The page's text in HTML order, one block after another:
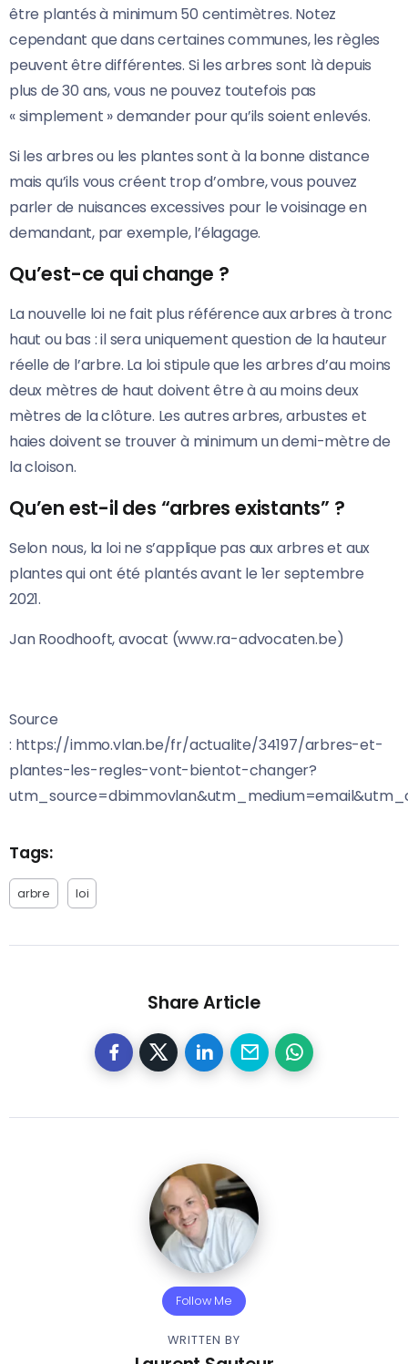
être plantés à minimum 50 centimètres. Notez
cependant que dans certaines communes, les règles
peuvent être différentes. Si les arbres sont là depuis
plus de 30 ans, vous ne pouvez toutefois pas
« simplement » demander pour qu’ils soient enlevés.
Si les arbres ou les plantes sont à la bonne distance
mais qu’ils vous créent trop d’ombre, vous pouvez
parler de nuisances excessives pour le voisinage en
demandant, par exemple, l’élagage.
Qu’est-ce qui change ?
La nouvelle loi ne fait plus référence aux arbres à tronc
haut ou bas : il sera uniquement question de la hauteur
réelle de l’arbre. La loi stipule que les arbres d’au moins
deux mètres de haut doivent être à au moins deux
mètres de la clôture. Les autres arbres, arbustes et
haies doivent se trouver à minimum un demi-mètre de
la cloison.
Qu’en est-il des “arbres existants” ?
Selon nous, la loi ne s’applique pas aux arbres et aux
plantes qui ont été plantés avant le 1er septembre
2021.
Jan Roodhooft, avocat (www.ra-advocaten.be)
Source
: https://immo.vlan.be/fr/actualite/34197/arbres-et-
plantes-les-regles-vont-bientot-changer?
Tags:
arbre loi
Share Article
Follow Me
WRITTEN BY